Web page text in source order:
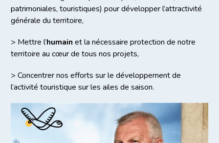
patrimoniales, touristiques) pour développer l’attractivité
générale du territoire,
> Mettre l’humainet la nécessaire protection de notre
territoire au cœur de tous nos projets,
> Concentrer nos efforts sur le développement de
l’activité touristique sur les ailes de saison.